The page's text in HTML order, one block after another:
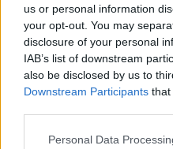
us or personal information
your opt-out. You may
disclosure of your personal
IAB’s list of downstream
also be disclosed by us to
Downstream Participants that
Please note that this
Personal Data